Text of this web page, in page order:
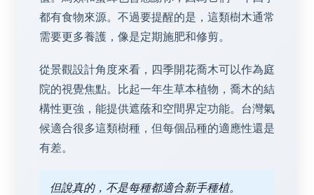
都有食物來源。不過要提醒的是，這類樹木通常
需要更多養護，像是定期施肥和修剪。
從景觀設計角度來看，四季開花喬木可以作為庭
院的視覺焦點。比起一年生草本植物，喬木的結
構性更強，能提供遮蔭和空間界定功能。台灣氣
候適合很多這類樹種，但每個品種的適應性還是
有差。
但說真的，不是每種都適合新手種植。